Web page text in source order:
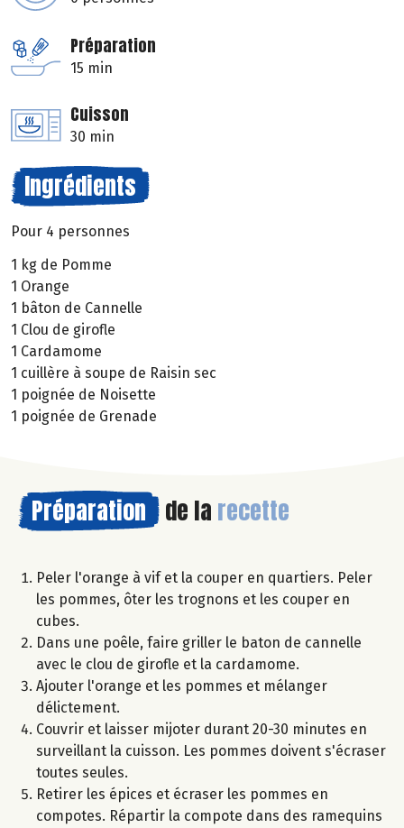
Préparation
15 min
Cuisson
30 min
Ingrédients
Pour 4 personnes
1 kg de Pomme
1 Orange
1 bâton de Cannelle
1 Clou de girofle
1 Cardamome
1 cuillère à soupe de Raisin sec
1 poignée de Noisette
1 poignée de Grenade
Préparation de la recette
Peler l'orange à vif et la couper en quartiers. Peler
les pommes, ôter les trognons et les couper en
cubes.
Dans une poêle, faire griller le baton de cannelle
avec le clou de girofle et la cardamome.
Ajouter l'orange et les pommes et mélanger
délictement.
Couvrir et laisser mijoter durant 20-30 minutes en
surveillant la cuisson. Les pommes doivent s'écraser
toutes seules.
Retirer les épices et écraser les pommes en
compotes. Répartir la compote dans des ramequins